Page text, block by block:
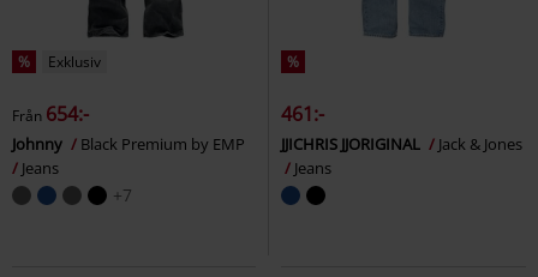
% Exklusiv
Från 654:-
Johnny
Black Premium by EMP
Jeans
+7
%
461:-
JJICHRIS JJORIGINAL
Jack & Jones
Jeans